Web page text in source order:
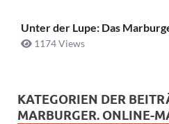
Unter der Lupe: Das
1174 Views
KATEGORIEN DER
MARBURGER. ONLINE-